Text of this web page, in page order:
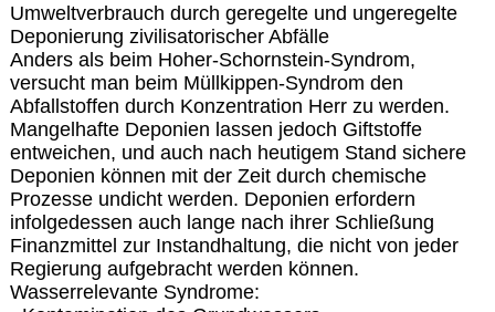
Umweltverbrauch durch geregelte und ungeregelte
Deponierung zivilisatorischer Abfälle
Anders als beim Hoher-Schornstein-Syndrom,
versucht man beim Müllkippen-Syndrom den
Abfallstoffen durch Konzentration Herr zu werden.
Mangelhafte Deponien lassen jedoch Giftstoffe
entweichen, und auch nach heutigem Stand sichere
Deponien können mit der Zeit durch chemische
Prozesse undicht werden. Deponien erfordern
infolgedessen auch lange nach ihrer Schließung
Finanzmittel zur Instandhaltung, die nicht von jeder
Regierung aufgebracht werden können.
Wasserrelevante Syndrome: